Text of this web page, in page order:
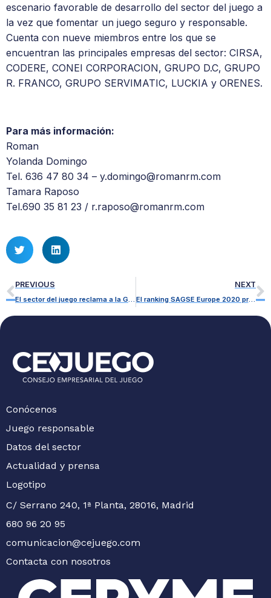
escenario favorable de desarrollo del sector del juego a
la vez que fomentar un juego seguro y responsable.
Cuenta con nueve miembros entre los que se
encuentran las principales empresas del sector: CIRSA,
CODERE, CONEI CORPORACION, GRUPO D.C, GRUPO
R. FRANCO, GRUPO SERVIMATIC, LUCKIA y ORENES.
Para más información:
Roman
Yolanda Domingo
Tel. 636 47 80 34 – y.domingo@romanrm.com
Tamara Raposo
Tel.690 35 81 23 / r.raposo@romanrm.com
PREVIOUS
El sector del juego reclama a la Generalitat Valenciana la apertura de sus establecimientos, como en el resto de España
NEXT
El ranking SAGSE Europe 2020 premia a CEJUEGO
Conócenos
Juego responsable
Datos del sector
Actualidad y prensa
Logotipo
C/ Serrano 240, 1ª Planta, 28016, Madrid
680 96 20 95
comunicacion@cejuego.com
Contacta con nosotros